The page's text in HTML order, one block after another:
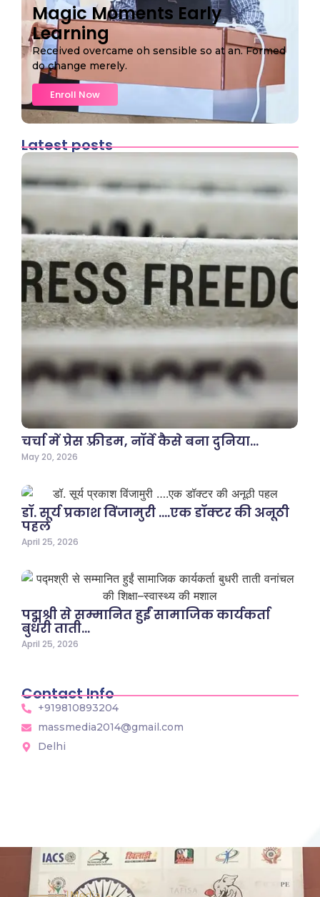
Magic Moments Early
Learning
Received overcame oh sensible so at an. Formed
do change merely.
Enroll Now
Latest posts
चर्चा में प्रेस फ़्रीडम, नॉर्वे कैसे बना दुनिया…
May 20, 2026
डॉ. सूर्य प्रकाश विंजामुरी ….एक डॉक्टर की अनूठी
पहल
April 25, 2026
पद्मश्री से सम्मानित हुईं सामाजिक कार्यकर्ता
बुधरी ताती…
April 25, 2026
Contact Info
+919810893204
massmedia2014@gmail.com
Delhi